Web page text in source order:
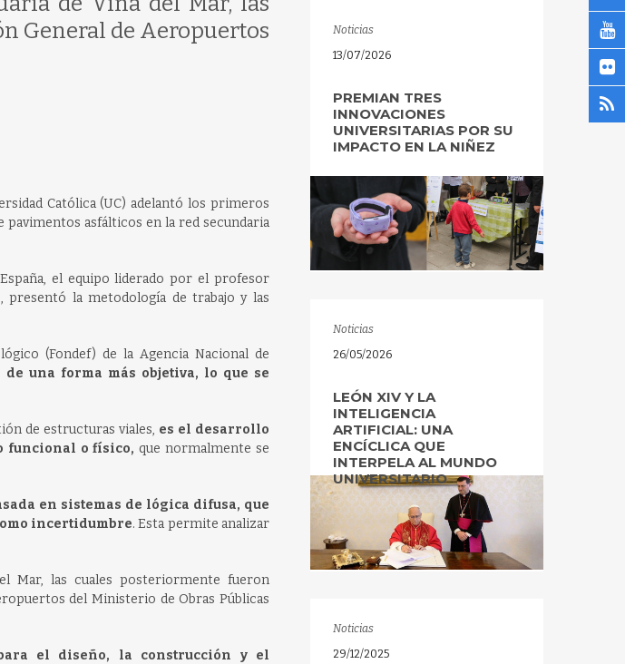
General de Aeropuertos
Católica (UC) adelantó los primeros
asfálticos en la red secundaria
el equipo liderado por el profesor
presentó la metodología de trabajo y las
(Fondef) de la Agencia Nacional de
una forma más objetiva, lo que se
de estructuras viales, es el desarrollo
funcional o físico, que normalmente se
en sistemas de lógica difusa, que
incertidumbre. Esta permite analizar
Mar, las cuales posteriormente fueron
del Ministerio de Obras Públicas
el diseño, la construcción y el
Noticias
13/07/2026
PREMIAN TRES
INNOVACIONES
UNIVERSITARIAS POR SU
IMPACTO EN LA NIÑEZ
Noticias
26/05/2026
LEÓN XIV Y LA
INTELIGENCIA
ARTIFICIAL: UNA
ENCÍCLICA QUE
INTERPELA AL MUNDO
UNIVERSITARIO
Noticias
29/12/2025